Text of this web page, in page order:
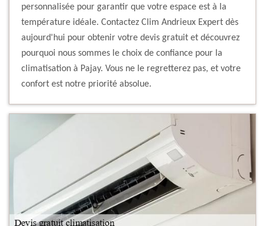
personnalisée pour garantir que votre espace est à la
température idéale. Contactez Clim Andrieux Expert dès
aujourd'hui pour obtenir votre devis gratuit et découvrez
pourquoi nous sommes le choix de confiance pour la
climatisation à Pajay. Vous ne le regretterez pas, et votre
confort est notre priorité absolue.